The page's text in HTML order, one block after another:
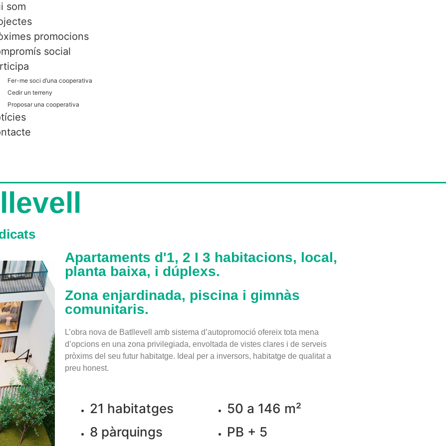
som
promocions
social
Fer-me soci d’una cooperativa
Cedir un terreny
Proposar una cooperativa
Apartaments d'1, 2 I 3 habitacions, local,
planta baixa, i dúplexs.
Zona enjardinada, piscina i gimnàs
comunitaris.
L’obra nova de Batllevell amb sistema d’autopromoció ofereix tota mena
d’opcions en una zona privilegiada, envoltada de vistes clares i de serveis
pròxims del seu futur habitatge. Ideal per a inversors, habitatge de qualitat a
preu honest.
21 habitatges
8 pàrquings
50 a 146 m²
PB + 5